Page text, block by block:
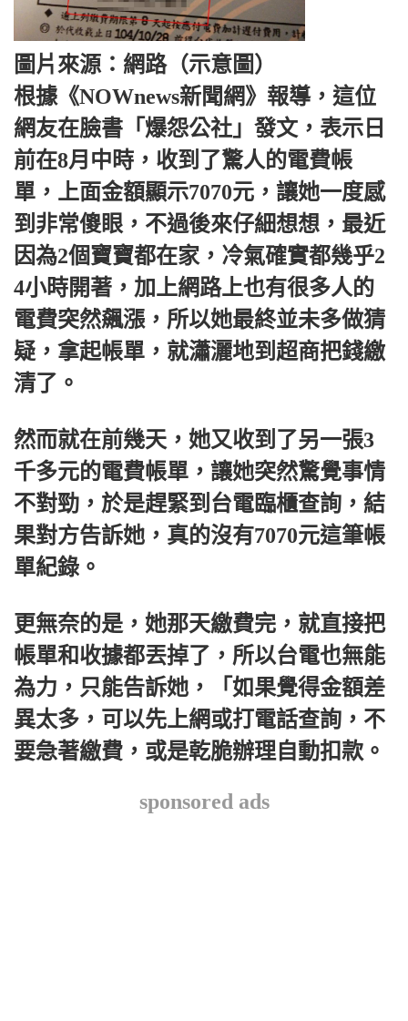
圖片來源：網路（示意圖）
根據《NOWnews新聞網》報導，這位
網友在臉書「爆怨公社」發文，表示日
前在8月中時，收到了驚人的電費帳
單，上面金額顯示7070元，讓她一度感
到非常傻眼，不過後來仔細想想，最近
因為2個寶寶都在家，冷氣確實都幾乎2
4小時開著，加上網路上也有很多人的
電費突然飆漲，所以她最終並未多做猜
疑，拿起帳單，就瀟灑地到超商把錢繳
清了。
然而就在前幾天，她又收到了另一張3
千多元的電費帳單，讓她突然驚覺事情
不對勁，於是趕緊到台電臨櫃查詢，結
果對方告訴她，真的沒有7070元這筆帳
單紀錄。
更無奈的是，她那天繳費完，就直接把
帳單和收據都丟掉了，所以台電也無能
為力，只能告訴她，「如果覺得金額差
異太多，可以先上網或打電話查詢，不
要急著繳費，或是乾脆辦理自動扣款。
sponsored ads